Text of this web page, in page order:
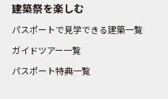
建築祭を楽しむ
パスポートで見学できる建築一覧
ガイドツアー一覧
パスポート特典一覧